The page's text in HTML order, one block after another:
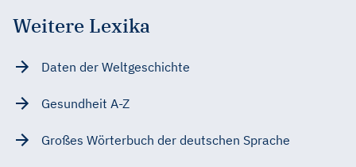
Weitere Lexika
Daten der Weltgeschichte
Gesundheit A-Z
Großes Wörterbuch der deutschen Sprache